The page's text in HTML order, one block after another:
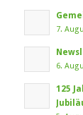
7.
6.
125